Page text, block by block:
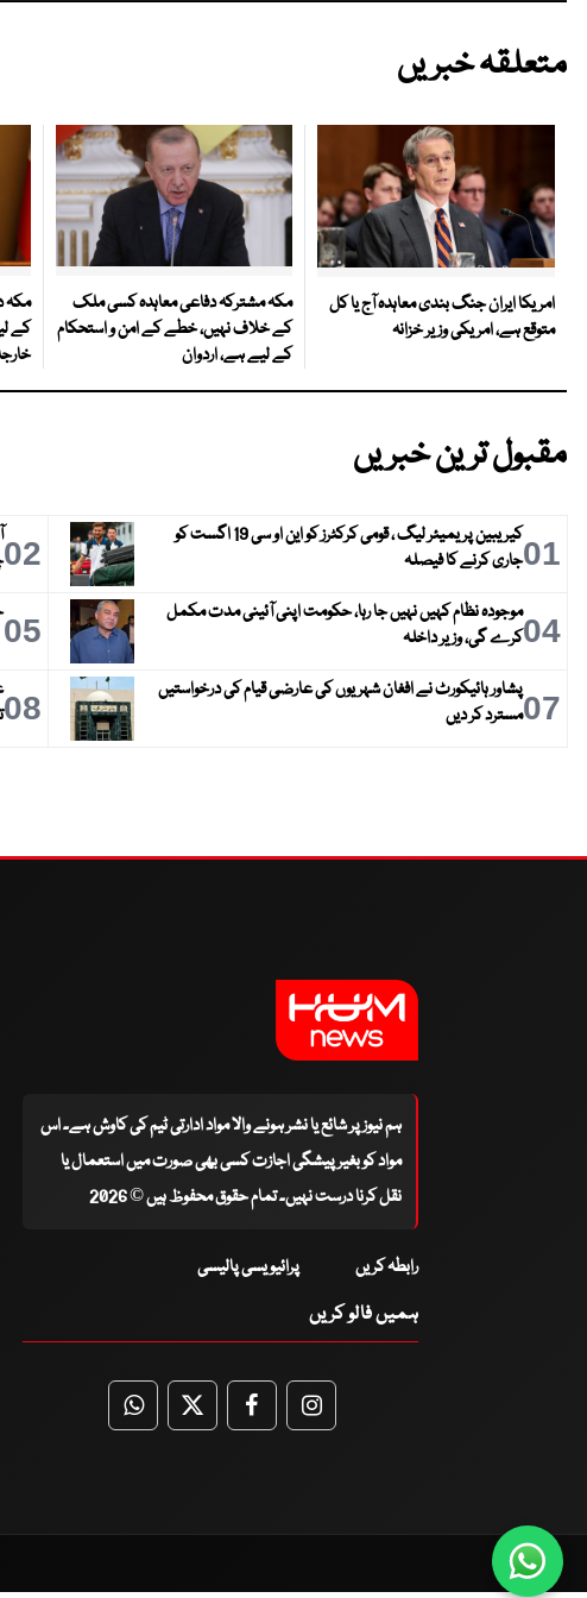
متعلقہ خبریں
امریکا ایران جنگ بندی معاہدہ آج یا کل
متوقع ہے، امریکی وزیر خزانہ
مکہ مشترکہ دفاعی معاہدہ کسی ملک
کے خلاف نہیں، خطے کے امن و استحکام
کے لیے ہے، اردوان
مکہ
کے
مقبول ترین خبریں
01
کیریبین پریمیئر لیگ ، قومی کرکٹرز کو این او سی 19 اگست کو
جاری کرنے کا فیصلہ
02
04موجودہ نظام کہیں نہیں جا رہا، حکومت اپنی آئینی مدت مکمل
کرے گی، وزیر داخلہ
05
07پشاور ہائیکورٹ نے افغان شہریوں کی عارضی قیام کی درخواستیں
مسترد کر دیں
08
ہم نیوز پر شائع یا نشر ہونے والا مواد ادارتی ٹیم کی کاوش ہے۔ اس
مواد کو بغیر پیشگی اجازت کسی بھی صورت میں استعمال یا
نقل کرنا درست نہیں۔ تمام حقوق محفوظ ہیں © 2026
رابطہ کریں پرائیویسی پالیسی
ہمیں فالو کریں
WhatsApp
TwitterFacebookFacebook